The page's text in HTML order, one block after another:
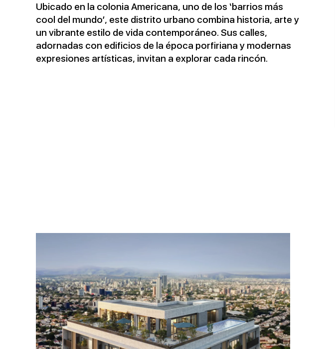
Ubicado en la colonia Americana, uno de los ‘barrios más
cool del mundo’, este distrito urbano combina historia, arte y
un vibrante estilo de vida contemporáneo. Sus calles,
adornadas con edificios de la época porfiriana y modernas
expresiones artísticas, invitan a explorar cada rincón.